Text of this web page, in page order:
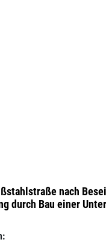
nach
durch Bau einer